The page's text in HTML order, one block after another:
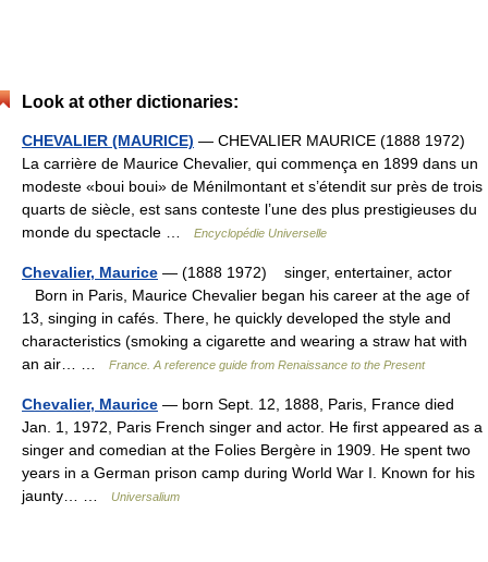
Look at other dictionaries:
CHEVALIER (MAURICE) — CHEVALIER MAURICE (1888 1972)
La carrière de Maurice Chevalier, qui commença en 1899 dans un
modeste «boui boui» de Ménilmontant et s’étendit sur près de trois
quarts de siècle, est sans conteste l’une des plus prestigieuses du
monde du spectacle …
Encyclopédie Universelle
Chevalier, Maurice — (1888 1972) singer, entertainer, actor
Born in Paris, Maurice Chevalier began his career at the age of
13, singing in cafés. There, he quickly developed the style and
characteristics (smoking a cigarette and wearing a straw hat with
an air… …
France. A reference guide from Renaissance to the Present
Chevalier, Maurice — born Sept. 12, 1888, Paris, France died
Jan. 1, 1972, Paris French singer and actor. He first appeared as a
singer and comedian at the Folies Bergère in 1909. He spent two
years in a German prison camp during World War I. Known for his
jaunty… …
Universalium